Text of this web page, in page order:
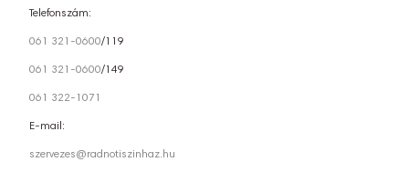
Telefonszám:
061 321-0600/119
061 321-0600/149
061 322-1071
E-mail:
szervezes@radnotiszinhaz.hu